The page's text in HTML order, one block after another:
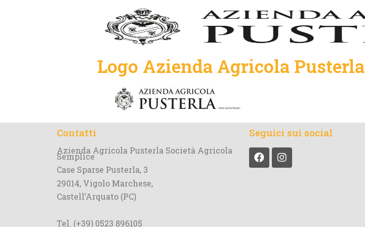
Logo Azienda Agricola Pusterla
Contatti
Azienda Agricola Pusterla Società Agricola
Semplice
Case Sparse Pusterla, 3
29014, Vigolo Marchese,
Castell’Arquato (PC)
Tel. (+39) 0523 896105
Seguici sui social